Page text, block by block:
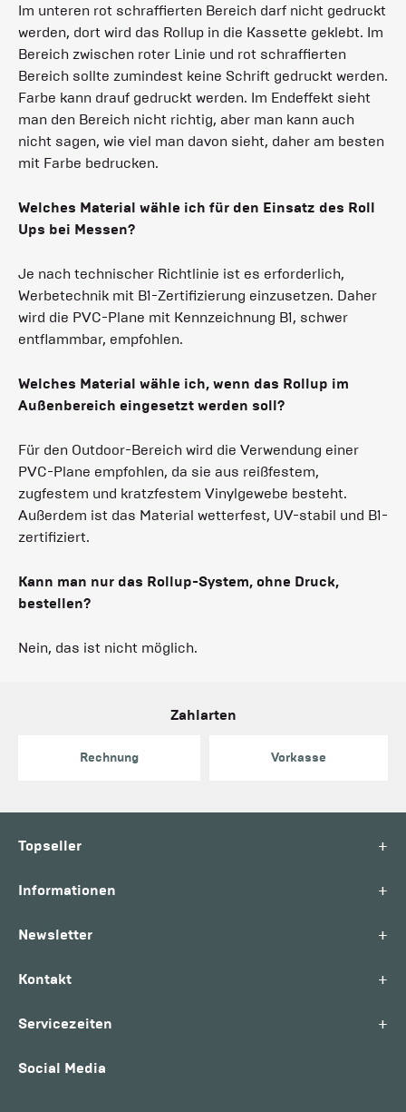
Im unteren rot schraffierten Bereich darf nicht gedruckt
werden, dort wird das Rollup in die Kassette geklebt. Im
Bereich zwischen roter Linie und rot schraffierten
Bereich sollte zumindest keine Schrift gedruckt werden.
Farbe kann drauf gedruckt werden. Im Endeffekt sieht
man den Bereich nicht richtig, aber man kann auch
nicht sagen, wie viel man davon sieht, daher am besten
mit Farbe bedrucken.
Welches Material wähle ich für den Einsatz des Roll
Ups bei Messen?
Je nach technischer Richtlinie ist es erforderlich,
Werbetechnik mit B1-Zertifizierung einzusetzen. Daher
wird die PVC-Plane mit Kennzeichnung B1, schwer
entflammbar, empfohlen.
Welches Material wähle ich, wenn das Rollup im
Außenbereich eingesetzt werden soll?
Für den Outdoor-Bereich wird die Verwendung einer
PVC-Plane empfohlen, da sie aus reißfestem,
zugfestem und kratzfestem Vinylgewebe besteht.
Außerdem ist das Material wetterfest, UV-stabil und B1-
zertifiziert.
Kann man nur das Rollup-System, ohne Druck,
bestellen?
Nein, das ist nicht möglich.
Zahlarten
Rechnung Vorkasse
Topseller +
Informationen +
Newsletter +
Kontakt +
Servicezeiten +
Social Media